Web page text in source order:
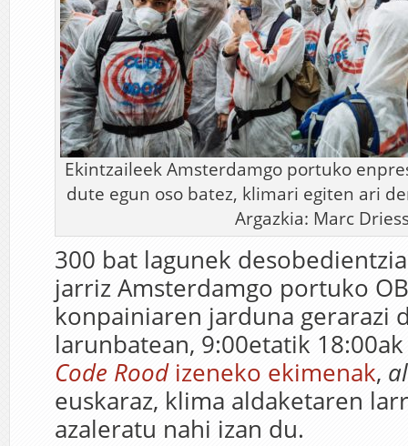
Ekintzaileek Amsterdamgo portuko
dute egun oso batez, klimari egiten ari
Argazkia: Marc
300 bat lagunek
jarriz Amsterdamgo portuko
konpainiaren jarduna gerarazi
larunbatean, 9:00etatik
Code Roodizeneko ekimenak,
euskaraz, klima aldaketaren
azaleratu nahi izan du.